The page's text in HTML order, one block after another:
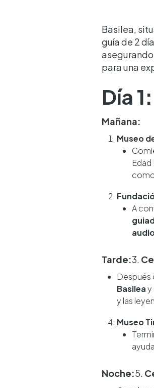
Basilea,
guía de 2
para una
Día
Mañana:
Museo
A
Tarde:3.
Después
Basileay
y las
Museo
Noche:5.